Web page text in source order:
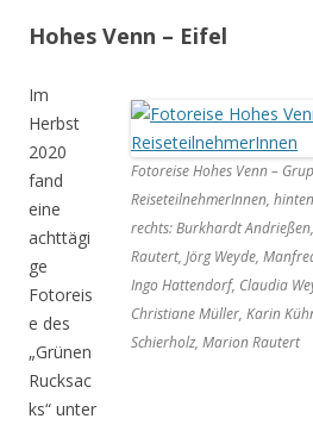
Hohes Venn – Eifel
Fotoreise Hohes Venn –
ReiseteilnehmerInnen,
rechts: Burkhardt
Rautert, Jörg Weyde,
Ingo Hattendorf, Claudia
Christiane Müller, Karin
Schierholz, Marion Rautert
Im
Herbst
2020
fand
eine
achttägi
ge
Fotoreis
e des
„Grünen
Rucksac
ks“ unter